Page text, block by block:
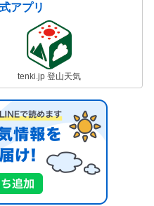
アプリ
tenki.jp 登山天気